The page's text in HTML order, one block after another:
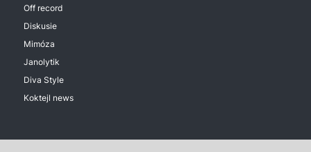
Off record
Diskusie
Mimóza
Janolytik
Diva Style
Koktejl news